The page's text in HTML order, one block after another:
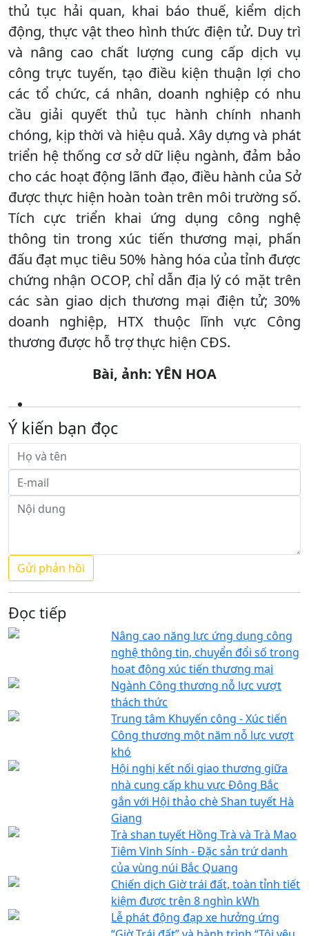
thủ tục hải quan, khai báo thuế, kiểm dịch
động, thực vật theo hình thức điện tử. Duy trì
và nâng cao chất lượng cung cấp dịch vụ
công trực tuyến, tạo điều kiện thuận lợi cho
các tổ chức, cá nhân, doanh nghiệp có nhu
cầu giải quyết thủ tục hành chính nhanh
chóng, kịp thời và hiệu quả. Xây dựng và phát
triển hệ thống cơ sở dữ liệu ngành, đảm bảo
cho các hoạt động lãnh đạo, điều hành của Sở
được thực hiện hoàn toàn trên môi trường số.
Tích cực triển khai ứng dụng công nghệ
thông tin trong xúc tiến thương mại, phấn
đấu đạt mục tiêu 50% hàng hóa của tỉnh được
chứng nhận OCOP, chỉ dẫn địa lý có mặt trên
các sàn giao dịch thương mại điện tử; 30%
doanh nghiệp, HTX thuộc lĩnh vực Công
thương được hỗ trợ thực hiện CĐS.
Bài, ảnh: YÊN HOA
Ý kiến bạn đọc
Đọc tiếp
Nâng cao năng lực ứng dụng công
nghệ thông tin, chuyển đổi số trong
hoạt động xúc tiến thương mại
Ngành Công thương nỗ lực vượt
thách thức
Trung tâm Khuyến công - Xúc tiến
Công thương một năm nỗ lực vượt
khó
Hội nghị kết nối giao thương giữa
nhà cung cấp khu vực Đông Bắc
gắn với Hội thảo chè Shan tuyết Hà
Giang
Trà shan tuyết Hồng Trà và Trà Mao
Tiêm Vinh Sính - Đặc sản trứ danh
của vùng núi Bắc Quang
Chiến dịch Giờ trái đất, toàn tỉnh tiết
kiệm được trên 8 nghìn kWh
Lễ phát động đạp xe hưởng ứng